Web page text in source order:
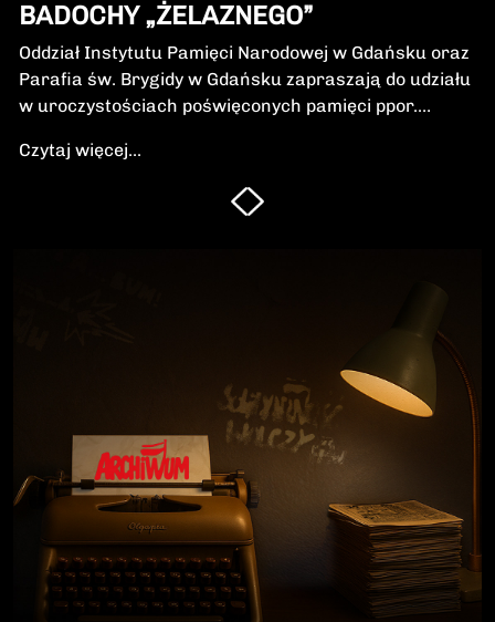
BADOCHY „ŻELAZNEGO”
Oddział Instytutu Pamięci Narodowej w Gdańsku oraz
Parafia św. Brygidy w Gdańsku zapraszają do udziału
w uroczystościach poświęconych pamięci ppor.
Wileńskiej Brygady Armii Krajowej, dowódcy 5.
szwadronu podczas walk na Pomorzu, jednego z
najbardziej zasłużonych żołnierzy polskiego podziemia
przeciwko niemieckiemu i sowieckiemu okupantowi, a
po zakończeniu wojny pozostał wierny ideałom
wolności. Poległ 28 czerwca 1946 r., a miejsce
ukrycia jego szczątków przez komunistyczny aparat
represji pozostaje do dziś nieznane.Program
uroczystości:11.00 – Msza Święta w Kościele św.
Brygidy w Gdańsku12.30 – poświęcenie
symbolicznego nagrobka na Cmentarzu
Garnizonowym w GdańskuSerdecznie zapraszamy
Czytaj więcej...